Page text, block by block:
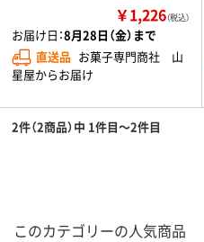
￥1,226（税込）
お届け日：8月28日（金）まで
直送品 お菓子専門商社 山
星屋からお届け
2件（2商品）中 1件目～2件目
このカテゴリーの人気商品